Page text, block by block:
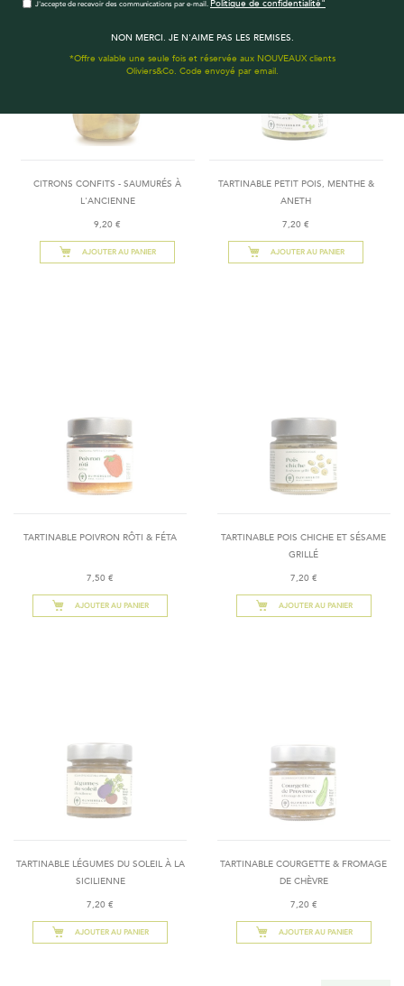
J'accepte de recevoir des communications par e-mail. Politique de confidentialité"
NON MERCI. JE N'AIME PAS LES REMISES.
*Offre valable une seule fois et réservée aux NOUVEAUX clients
Oliviers&Co. Code envoyé par email.
CITRONS CONFITS - SAUMURÉS À
L'ANCIENNE
9,20 €
AJOUTER AU PANIER
TARTINABLE PETIT POIS, MENTHE &
ANETH
7,20 €
AJOUTER AU PANIER
TARTINABLE POIVRON RÔTI & FÉTA
7,50 €
AJOUTER AU PANIER
TARTINABLE POIS CHICHE ET SÉSAME
GRILLÉ
7,20 €
AJOUTER AU PANIER
TARTINABLE LÉGUMES DU SOLEIL À LA
SICILIENNE
7,20 €
AJOUTER AU PANIER
TARTINABLE COURGETTE & FROMAGE
DE CHÈVRE
7,20 €
AJOUTER AU PANIER